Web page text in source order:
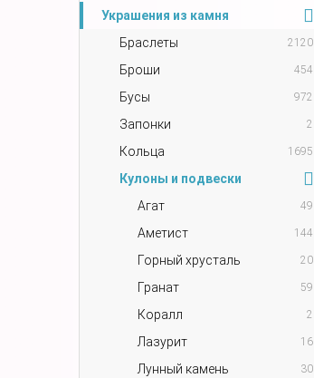
Украшения из камня
Браслеты
2120
Броши 454
Бусы 972
Запонки 2
Кольца 1695
Кулоны и подвески
Агат
49
Аметист 144
Горный хрусталь 20
Гранат 59
Коралл 2
Лазурит 16
Лунный камень 30